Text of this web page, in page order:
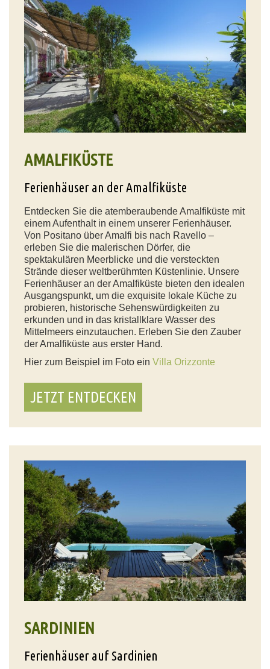
AMALFIKÜSTE
Ferienhäuser an der Amalfiküste
Entdecken Sie die atemberaubende Amalfiküste mit
einem Aufenthalt in einem unserer Ferienhäuser.
Von Positano über Amalfi bis nach Ravello –
erleben Sie die malerischen Dörfer, die
spektakulären Meerblicke und die versteckten
Strände dieser weltberühmten Küstenlinie. Unsere
Ferienhäuser an der Amalfiküste bieten den idealen
Ausgangspunkt, um die exquisite lokale Küche zu
probieren, historische Sehenswürdigkeiten zu
erkunden und in das kristallklare Wasser des
Mittelmeers einzutauchen. Erleben Sie den Zauber
der Amalfiküste aus erster Hand.
Hier zum Beispiel im Foto ein Villa Orizzonte
JETZT ENTDECKEN
SARDINIEN
Ferienhäuser auf Sardinien